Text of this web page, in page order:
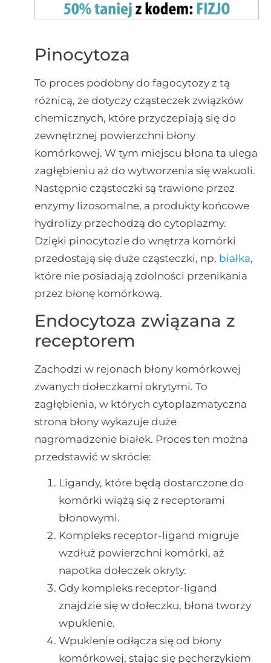
Pinocytoza
To proces podobny do fagocytozy z tą
różnicą, że dotyczy cząsteczek związków
chemicznych, które przyczepiają się do
zewnętrznej powierzchni błony
komórkowej. W tym miejscu błona ta ulega
zagłębieniu aż do wytworzenia się wakuoli.
Następnie cząsteczki są trawione przez
enzymy lizosomalne, a produkty końcowe
hydrolizy przechodzą do cytoplazmy.
Dzięki pinocytozie do wnętrza komórki
przedostają się duże cząsteczki, np. białka,
które nie posiadają zdolności przenikania
przez błonę komórkową.
Endocytoza związana z
receptorem
Zachodzi w rejonach błony komórkowej
zwanych dołeczkami okrytymi. To
zagłębienia, w których cytoplazmatyczna
strona błony wykazuje duże
nagromadzenie białek. Proces ten można
przedstawić w skrócie:
Ligandy, które będą dostarczone do
komórki wiążą się z receptorami
błonowymi.
Kompleks receptor-ligand migruje
wzdłuż powierzchni komórki, aż
napotka dołeczek okryty.
Gdy kompleks receptor-ligand
znajdzie się w dołeczku, błona tworzy
wpuklenie.
Wpuklenie odłącza się od błony
komórkowej, stając się pęcherzykiem